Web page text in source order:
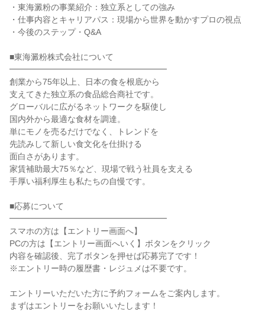
・東海澱粉の事業紹介：独立系としての強み
・仕事内容とキャリアパス：現場から世界を動かすプロの視点
・今後のステップ・Q&A
■東海澱粉株式会社について
━━━━━━━━━━━━━━━━━━━
創業から75年以上、日本の食を根底から
支えてきた独立系の食品総合商社です。
グローバルに広がるネットワークを駆使し
国内外から最適な食材を調達。
単にモノを売るだけでなく、トレンドを
先読みして新しい食文化を仕掛ける
面白さがあります。
家賃補助最大75％など、現場で戦う社員を支える
手厚い福利厚生も私たちの自慢です。
■応募について
━━━━━━━━━━━━━━━━━━━
スマホの方は【エントリー画面へ】
PCの方は【エントリー画面へいく】ボタンをクリック
内容を確認後、完了ボタンを押せば応募完了です！
※エントリー時の履歴書・レジュメは不要です。
エントリーいただいた方に予約フォームをご案内します。
まずはエントリーをお願いいたします！